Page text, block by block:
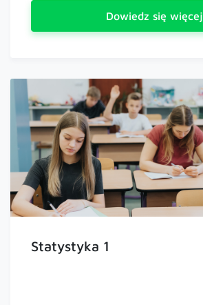
Dowiedz się więcej
Statystyka 1